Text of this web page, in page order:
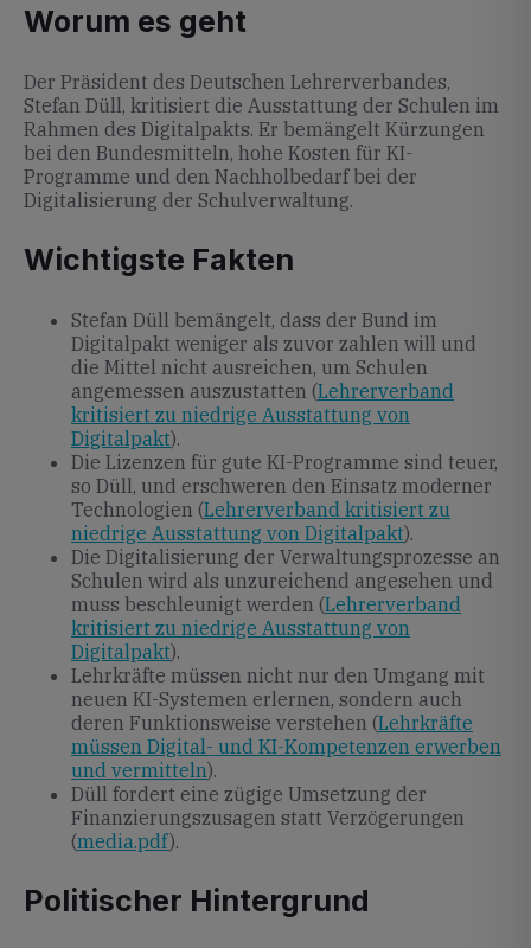
Worum es geht
Der Präsident des Deutschen Lehrerverbandes,
Stefan Düll, kritisiert die Ausstattung der Schulen im
Rahmen des Digitalpakts. Er bemängelt Kürzungen
bei den Bundesmitteln, hohe Kosten für KI-
Programme und den Nachholbedarf bei der
Digitalisierung der Schulverwaltung.
Wichtigste Fakten
Stefan Düll bemängelt, dass der Bund im
Digitalpakt weniger als zuvor zahlen will und
die Mittel nicht ausreichen, um Schulen
angemessen auszustatten (Lehrerverband
kritisiert zu niedrige Ausstattung von
Digitalpakt).
Die Lizenzen für gute KI-Programme sind teuer,
so Düll, und erschweren den Einsatz moderner
Technologien (Lehrerverband kritisiert zu
niedrige Ausstattung von Digitalpakt).
Die Digitalisierung der Verwaltungsprozesse an
Schulen wird als unzureichend angesehen und
muss beschleunigt werden (Lehrerverband
kritisiert zu niedrige Ausstattung von
Digitalpakt).
Lehrkräfte müssen nicht nur den Umgang mit
neuen KI-Systemen erlernen, sondern auch
deren Funktionsweise verstehen (Lehrkräfte
müssen Digital- und KI-Kompetenzen erwerben
und vermitteln).
Düll fordert eine zügige Umsetzung der
Finanzierungszusagen statt Verzögerungen
(media.pdf).
Politischer Hintergrund